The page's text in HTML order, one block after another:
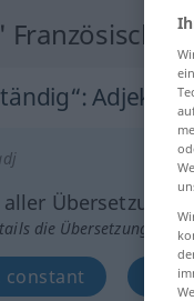
: Adjektiv
Übersetzungen
die Übersetzung
constant